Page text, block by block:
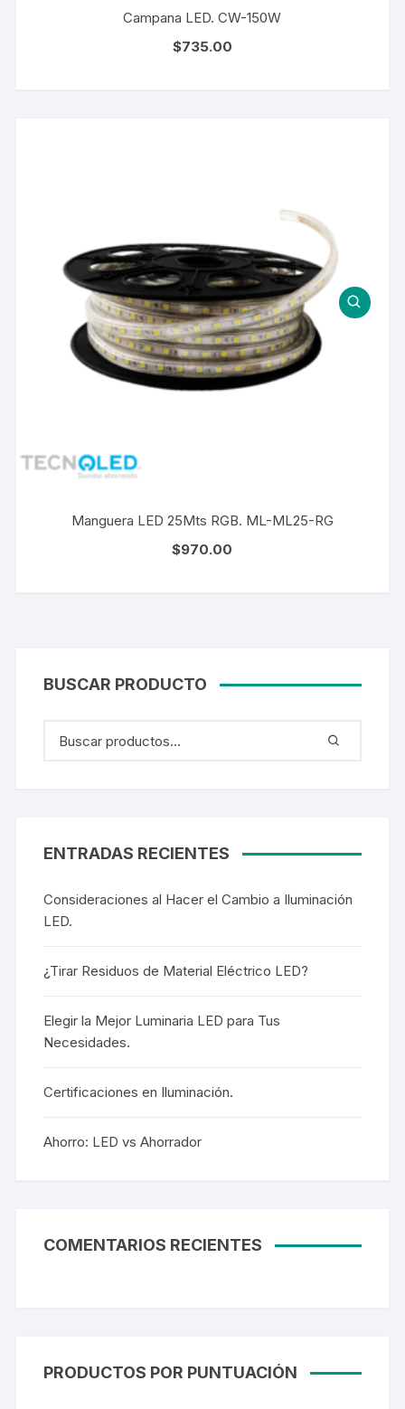
Campana LED. CW-150W
$735.00
Manguera LED 25Mts RGB. ML-ML25-RG
$970.00
BUSCAR PRODUCTO
ENTRADAS RECIENTES
Consideraciones al Hacer el Cambio a Iluminación
LED.
¿Tirar Residuos de Material Eléctrico LED?
Elegir la Mejor Luminaria LED para Tus
Necesidades.
Certificaciones en Iluminación.
Ahorro: LED vs Ahorrador
COMENTARIOS RECIENTES
PRODUCTOS POR PUNTUACIÓN